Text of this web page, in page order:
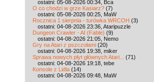
ostatni: 05-08-2026 00:34, Bca
O co chodzi w grze Kasiarz? (7)
ostatni: 05-08-2026 00:25, MaW
Rocznica 1 sierpnia - turówka WRCOH (3)
ostatni: 04-08-2026 23:36, Ataripuzzle
Dungeon Crawler - AI (Fable) (9)
ostatni: 04-08-2026 21:05, Nemo
Gry na Atari z pszczołami (20)
ostatni: 04-08-2026 19:38, miker
Sprawa nowych płyt głównych Atari...
(71)
ostatni: 04-08-2026 19:18, tebe
Konsole z Lidla (14)
ostatni: 04-08-2026 09:48, MaW